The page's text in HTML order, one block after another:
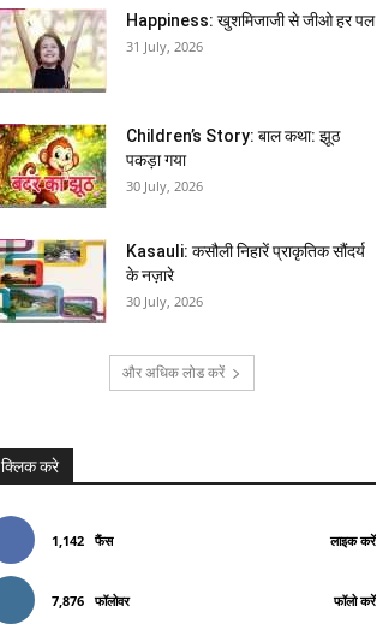
Happiness: खुशमिजाजी से जीओ हर पल
31 July, 2026
Children’s Story: बाल कथा: झूठ
पकड़ा गया
30 July, 2026
Kasauli: कसौली निहारें प्राकृतिक सौंदर्य
के नज़ारे
30 July, 2026
और अधिक लोड करें
क्लिक करे
1,142 फैंस लाइक करें
7,876 फॉलोवर फॉलो करें